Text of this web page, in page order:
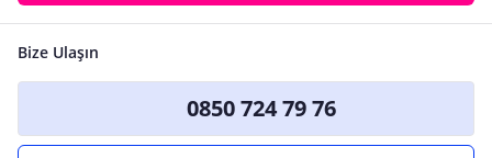
Bize Ulaşın
0850 724 79 76